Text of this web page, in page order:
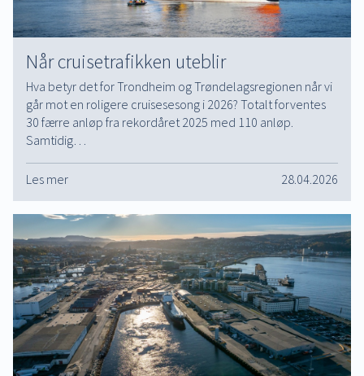
Når cruisetrafikken uteblir
Hva betyr det for Trondheim og Trøndelagsregionen når vi
går mot en roligere cruisesesong i 2026? Totalt forventes
30 færre anløp fra rekordåret 2025 med 110 anløp.
Samtidig…
Les mer 28.04.2026